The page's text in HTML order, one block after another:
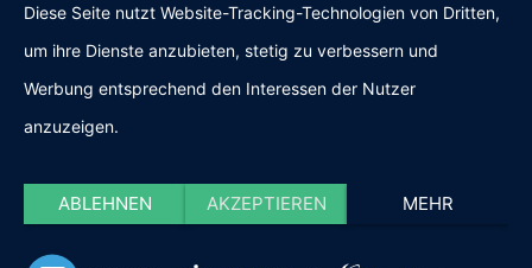
Diese Seite nutzt Website-Tracking-Technologien von Dritten,
um ihre Dienste anzubieten, stetig zu verbessern und
Werbung entsprechend den Interessen der Nutzer
anzuzeigen.
ABLEHNEN AKZEPTIEREN MEHR